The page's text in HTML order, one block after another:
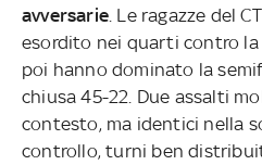
avversarie . Le ragazze del
esordito nei quarti contro
poi hanno dominato la
chiusa 45-22. Due assalti
contesto, ma identici nella
controllo, turni ben